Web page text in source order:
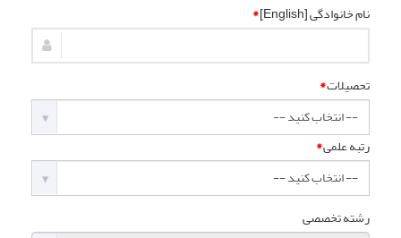
نام خانوادگی [English] *
تحصیلات*
رتبه علمی*
رشته تخصصی